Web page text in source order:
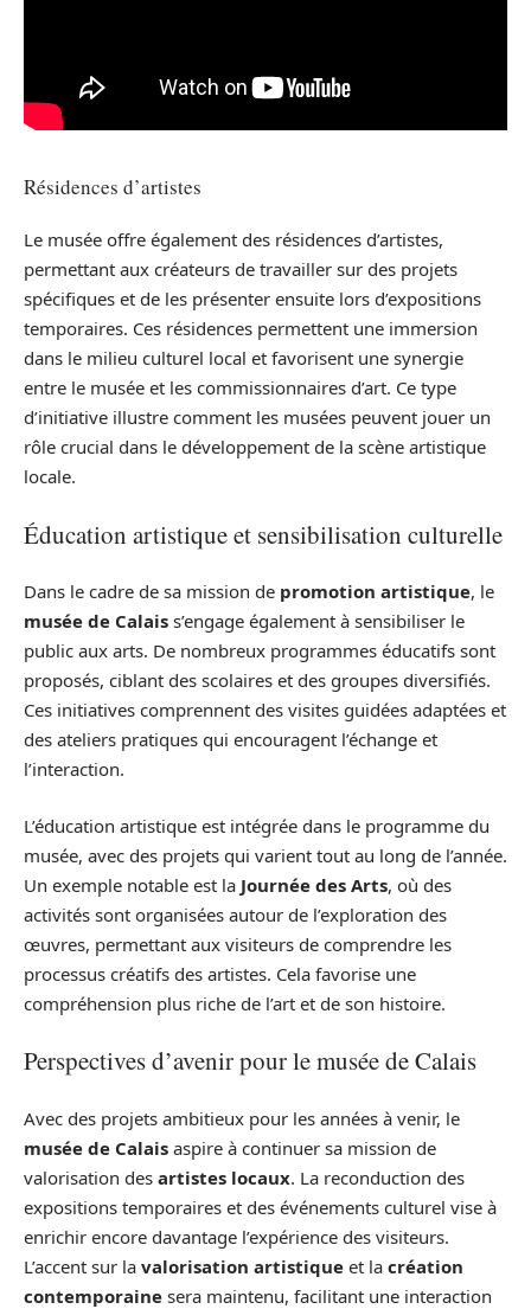
Résidences d’artistes
Le musée offre également des résidences d’artistes,
permettant aux créateurs de travailler sur des projets
spécifiques et de les présenter ensuite lors d’expositions
temporaires. Ces résidences permettent une immersion
dans le milieu culturel local et favorisent une synergie
entre le musée et les commissionnaires d’art. Ce type
d’initiative illustre comment les musées peuvent jouer un
rôle crucial dans le développement de la scène artistique
locale.
Éducation artistique et sensibilisation culturelle
Dans le cadre de sa mission de promotion artistique, le
musée de Calais s’engage également à sensibiliser le
public aux arts. De nombreux programmes éducatifs sont
proposés, ciblant des scolaires et des groupes diversifiés.
Ces initiatives comprennent des visites guidées adaptées et
des ateliers pratiques qui encouragent l’échange et
l’interaction.
L’éducation artistique est intégrée dans le programme du
musée, avec des projets qui varient tout au long de l’année.
Un exemple notable est la Journée des Arts, où des
activités sont organisées autour de l’exploration des
œuvres, permettant aux visiteurs de comprendre les
processus créatifs des artistes. Cela favorise une
compréhension plus riche de l’art et de son histoire.
Perspectives d’avenir pour le musée de Calais
Avec des projets ambitieux pour les années à venir, le
musée de Calais aspire à continuer sa mission de
valorisation des artistes locaux. La reconduction des
expositions temporaires et des événements culturel vise à
enrichir encore davantage l’expérience des visiteurs.
L’accent sur la valorisation artistique et la création
contemporaine sera maintenu, facilitant une interaction